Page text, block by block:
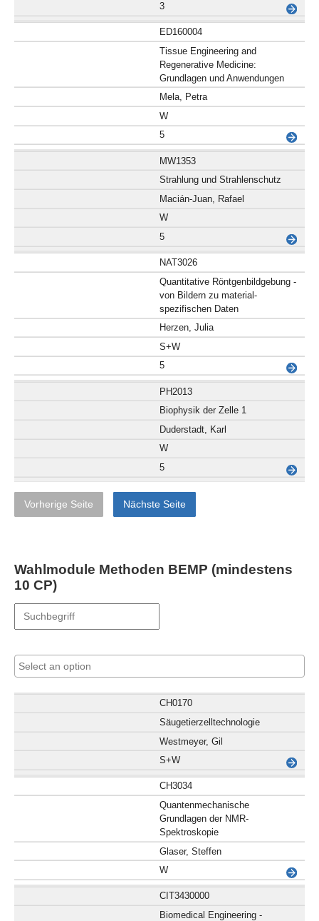
3
ED160004
Tissue Engineering and
Regenerative Medicine:
Grundlagen und Anwendungen
Mela, Petra
W
5
MW1353
Strahlung und Strahlenschutz
Macián-Juan, Rafael
W
5
NAT3026
Quantitative Röntgenbildgebung -
von Bildern zu material-
spezifischen Daten
Herzen, Julia
S+W
5
PH2013
Biophysik der Zelle 1
Duderstadt, Karl
W
5
Vorherige Seite Nächste Seite
Wahlmodule Methoden BEMP (mindestens
10 CP)
CH0170
Säugetierzelltechnologie
Westmeyer, Gil
S+W
CH3034
Quantenmechanische
Grundlagen der NMR-
Spektroskopie
Glaser, Steffen
W
CIT3430000
Biomedical Engineering -